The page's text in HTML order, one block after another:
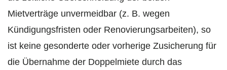
Mietverträge unvermeidbar (z. B. wegen
Kündigungsfristen oder Renovierungsarbeiten), so
ist keine gesonderte oder vorherige Zusicherung für
die Übernahme der Doppelmiete durch das